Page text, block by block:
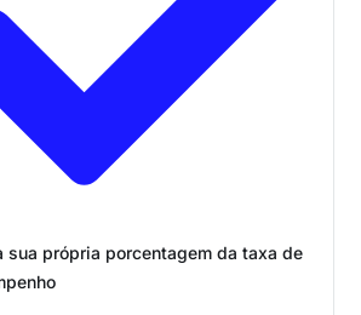
sua própria porcentagem da taxa de